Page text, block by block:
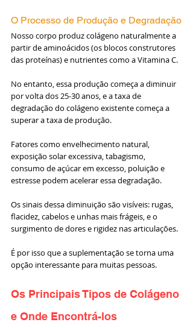
O Processo de Produção e Degradação
Nosso corpo produz colágeno naturalmente a
partir de aminoácidos (os blocos construtores
das proteínas) e nutrientes como a Vitamina C.
No entanto, essa produção começa a diminuir
por volta dos 25-30 anos, e a taxa de
degradação do colágeno existente começa a
superar a taxa de produção.
Fatores como envelhecimento natural,
exposição solar excessiva, tabagismo,
consumo de açúcar em excesso, poluição e
estresse podem acelerar essa degradação.
Os sinais dessa diminuição são visíveis: rugas,
flacidez, cabelos e unhas mais frágeis, e o
surgimento de dores e rigidez nas articulações.
É por isso que a suplementação se torna uma
opção interessante para muitas pessoas.
Os Principais Tipos de Colágeno
e Onde Encontrá-los